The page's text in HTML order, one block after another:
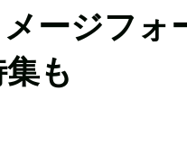
ージフォ
も